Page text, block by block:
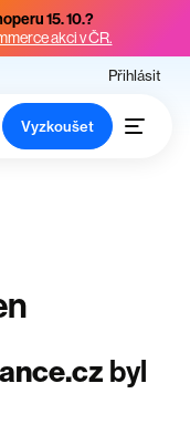
15. 10.?
akci v ČR.
Přihlásit
Vyzkoušet
byl